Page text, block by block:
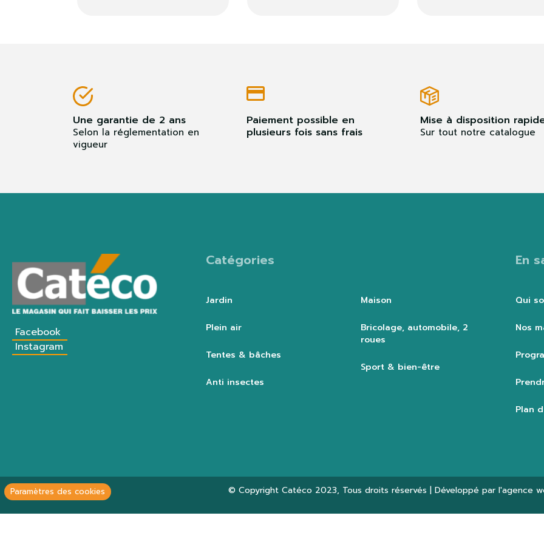
Une garantie de 2 ans
Selon la réglementation en
vigueur
Paiement possible en
plusieurs fois sans frais
Mise à disposition
Sur tout notre catalogue
Facebook
Instagram
Catégories
Jardin
Plein air
Tentes & bâches
Anti insectes
Maison
Bricolage, automobile, 2
roues
Sport & bien-être
En
Qui
Nos
Plan
© Copyright Catéco 2023, Tous droits réservés | Développé par l'agence
Paramètres des cookies